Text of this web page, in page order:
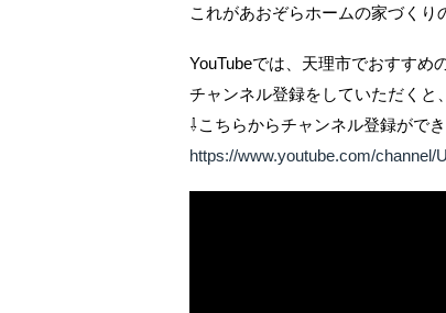
これがあおぞらホームの家づくり
YouTubeでは、天理市でおすすめ
チャンネル登録をしていただくと
⇩こちらからチャンネル登録がで
https://www.youtube.com/